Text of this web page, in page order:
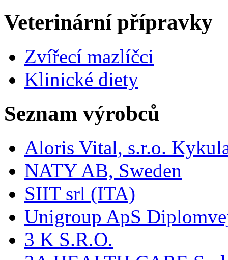
Veterinární přípravky
Zvířecí mazlíčci
Klinické diety
Seznam výrobců
Aloris Vital, s.r.o.
NATY AB, Sweden
SIIT srl (ITA)
Unigroup ApS
3 K S.R.O.